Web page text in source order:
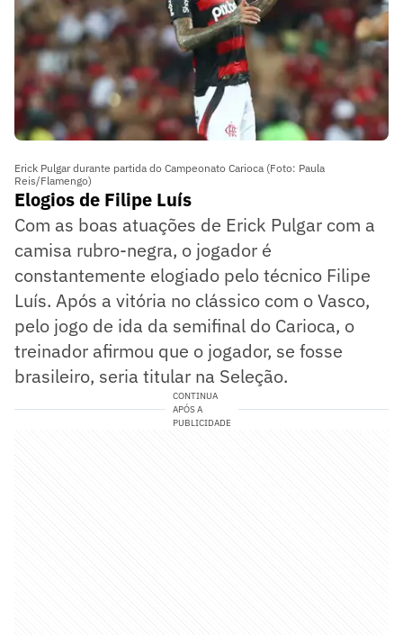
Erick Pulgar durante partida do Campeonato Carioca (Foto: Paula
Reis/Flamengo)
Elogios de Filipe Luís
Com as boas atuações de Erick Pulgar com a
camisa rubro-negra, o jogador é
constantemente elogiado pelo técnico Filipe
Luís. Após a vitória no clássico com o Vasco,
pelo jogo de ida da semifinal do Carioca, o
treinador afirmou que o jogador, se fosse
brasileiro, seria titular na Seleção.
CONTINUA
APÓS A
PUBLICIDADE